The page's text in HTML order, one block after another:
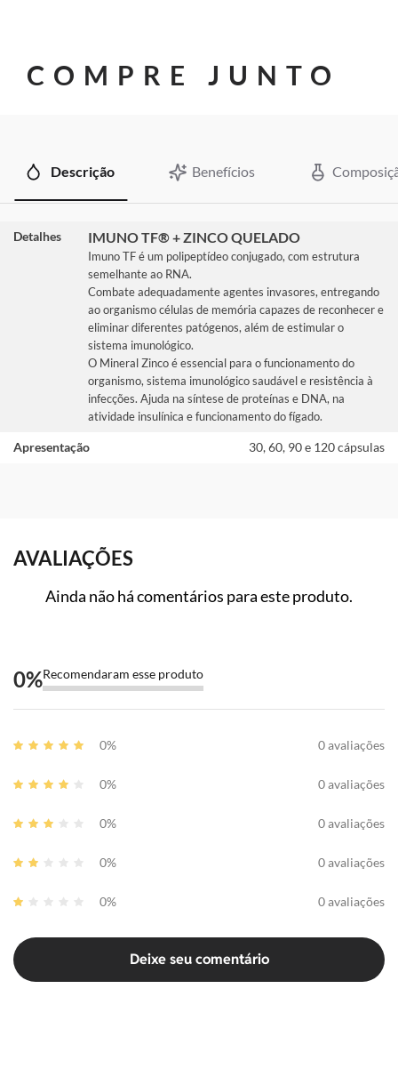
COMPRE JUNTO
Descrição Benefícios
Detalhes IMUNO TF® + ZINCO QUELADO
Imuno TF é um polipeptídeo conjugado, com estrutura
semelhante ao RNA.
Combate adequadamente agentes invasores, entregando
ao organismo células de memória capazes de reconhecer e
eliminar diferentes patógenos, além de estimular o
sistema imunológico.
O Mineral Zinco é essencial para o funcionamento do
organismo, sistema imunológico saudável e resistência à
infecções. Ajuda na síntese de proteínas e DNA, na
atividade insulínica e funcionamento do fígado.
Apresentação 30, 60, 90 e 120 cápsulas
AVALIAÇÕES
Ainda não há comentários para este produto.
0%Recomendaram esse produto
0% 0 avaliações
0% 0 avaliações
0% 0 avaliações
0% 0 avaliações
0% 0 avaliações
Deixe seu comentário